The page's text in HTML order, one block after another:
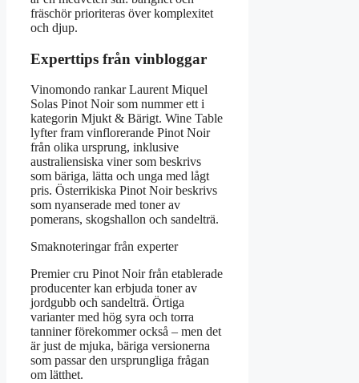
fräschör prioriteras över komplexitet
och djup.
Experttips från vinbloggar
Vinomondo rankar Laurent Miquel
Solas Pinot Noir som nummer ett i
kategorin Mjukt & Bärigt. Wine Table
lyfter fram vinflorerande Pinot Noir
från olika ursprung, inklusive
australiensiska viner som beskrivs
som bäriga, lätta och unga med lågt
pris. Österrikiska Pinot Noir beskrivs
som nyanserade med toner av
pomerans, skogshallon och sandelträ.
Smaknoteringar från experter
Premier cru Pinot Noir från etablerade
producenter kan erbjuda toner av
jordgubb och sandelträ. Örtiga
varianter med hög syra och torra
tanniner förekommer också – men det
är just de mjuka, bäriga versionerna
som passar den ursprungliga frågan
om lätthet.